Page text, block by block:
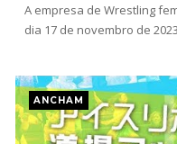
Estreia no Main
SCSA867-Aug 07 2026
A empresa de Wrestling
dia 17 de novembro de
ANCHAM